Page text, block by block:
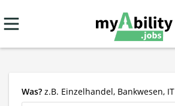
Was? z.B. Einzelhandel, Bankwesen, IT